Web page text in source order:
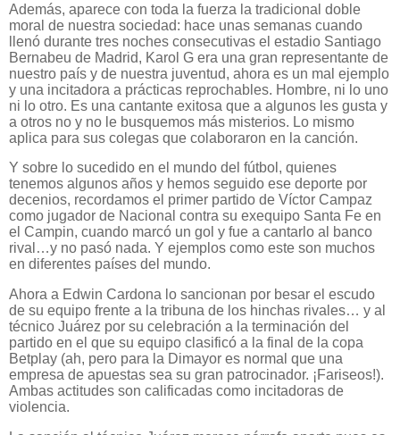
Además, aparece con toda la fuerza la tradicional doble
moral de nuestra sociedad: hace unas semanas cuando
llenó durante tres noches consecutivas el estadio Santiago
Bernabeu de Madrid, Karol G era una gran representante de
nuestro país y de nuestra juventud, ahora es un mal ejemplo
y una incitadora a prácticas reprochables. Hombre, ni lo uno
ni lo otro. Es una cantante exitosa que a algunos les gusta y
a otros no y no le busquemos más misterios. Lo mismo
aplica para sus colegas que colaboraron en la canción.
Y sobre lo sucedido en el mundo del fútbol, quienes
tenemos algunos años y hemos seguido ese deporte por
decenios, recordamos el primer partido de Víctor Campaz
como jugador de Nacional contra su exequipo Santa Fe en
el Campin, cuando marcó un gol y fue a cantarlo al banco
rival…y no pasó nada. Y ejemplos como este son muchos
en diferentes países del mundo.
Ahora a Edwin Cardona lo sancionan por besar el escudo
de su equipo frente a la tribuna de los hinchas rivales… y al
técnico Juárez por su celebración a la terminación del
partido en el que su equipo clasificó a la final de la copa
Betplay (ah, pero para la Dimayor es normal que una
empresa de apuestas sea su gran patrocinador. ¡Fariseos!).
Ambas actitudes son calificadas como incitadoras de
violencia.